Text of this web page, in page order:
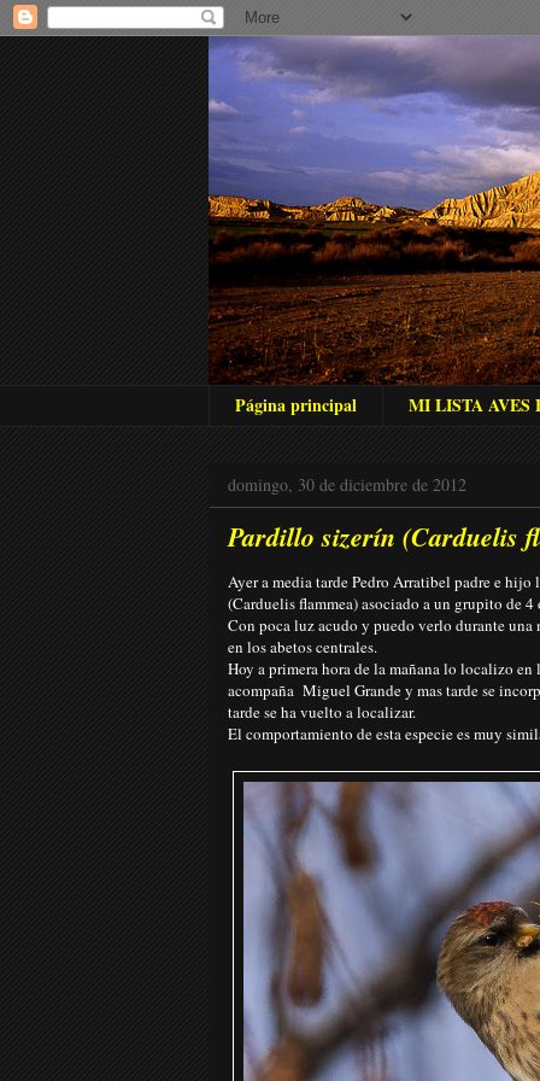
Página principal MI LISTA AVES
domingo, 30 de diciembre de 2012
Pardillo sizerín (Carduelis
Ayer a media tarde Pedro Arratibel padre e
(Carduelis flammea) asociado a un grupito de 4
Con poca luz acudo y puedo verlo durante
en los abetos centrales.
Hoy a primera hora de la mañana lo localizo
acompaña Miguel Grande y mas tarde se
tarde se ha vuelto a localizar.
El comportamiento de esta especie es muy